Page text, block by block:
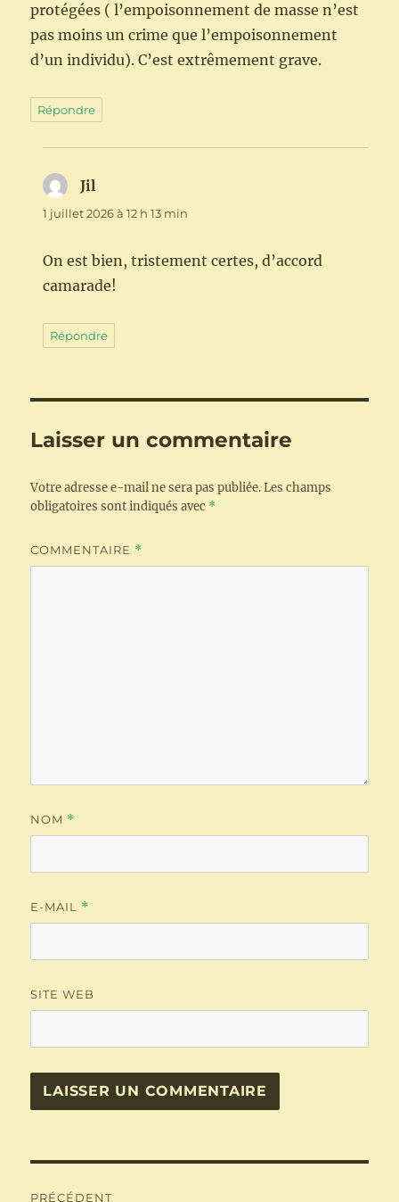
protégées ( l’empoisonnement de masse n’est
pas moins un crime que l’empoisonnement
d’un individu). C’est extrêmement grave.
Répondre
Jil
1 juillet 2026 à 12 h 13 min
On est bien, tristement certes, d’accord
camarade!
Répondre
Laisser un commentaire
Votre adresse e-mail ne sera pas publiée. Les champs
obligatoires sont indiqués avec *
COMMENTAIRE *
NOM *
E-MAIL *
SITE WEB
PRÉCÉDENT